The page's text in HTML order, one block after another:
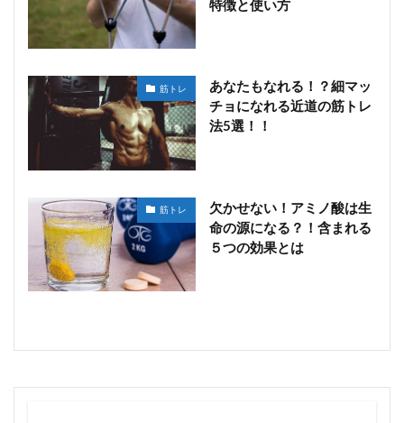
特徴と使い方
筋トレ
あなたもなれる！？細マッ
チョになれる近道の筋トレ
法5選！！
筋トレ
欠かせない！アミノ酸は生
命の源になる？！含まれる
５つの効果とは